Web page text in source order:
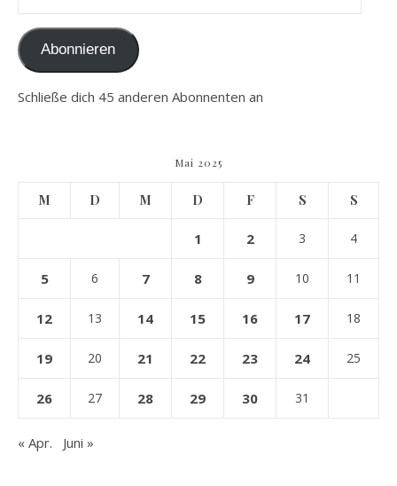
Abonnieren
Schließe dich 45 anderen Abonnenten an
Mai 2025
M D M D F S S
1 2 3 4
5 6 7 8 9 10 11
12 13 14 15 16 17 18
19 20 21 22 23 24 25
26 27 28 29 30 31
« Apr. Juni »